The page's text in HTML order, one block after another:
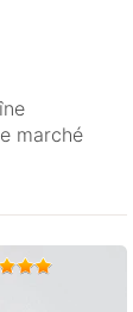
marché